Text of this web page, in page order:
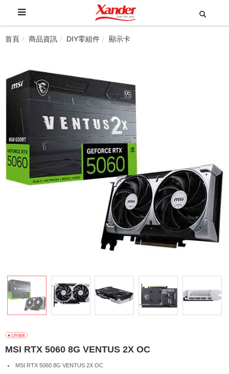
首頁 商品資訊 DIY零組件 顯示卡
MSI RTX 5060 8G VENTUS 2X OC
MSI RTX 5060 8G VENTUS 2X OC